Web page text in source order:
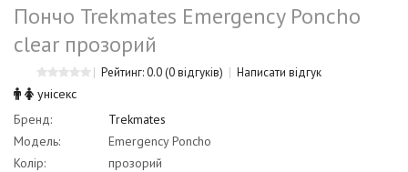
Пончо Trekmates Emergency Poncho
clear прозорий
Рейтинг: 0.0(0 відгуків) Написати відгук
унісекс
Бренд:
Trekmates
Модель:
Emergency Poncho
Колір:
прозорий